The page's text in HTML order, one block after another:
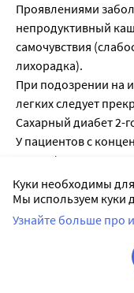
Проявлениями
непродуктивный
самочувствия
лихорадка).
При подозрении на
легких следует
Сахарный диабет 2-
У пациентов с
ммоль/л терапия
с повышенным
типа.
ВЛИЯНИЕ НА
Не проводилось
препарата Крестор®
Куки необходимы
Мы используем куки
Узнайте больше про